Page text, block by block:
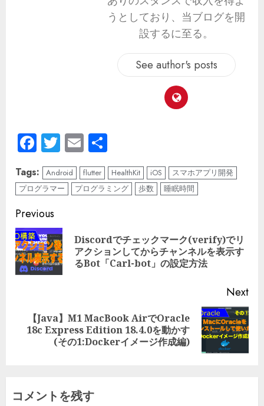
うとしており、当ブログを開
設するに至る。
See author's posts
Facebook
Twitter
Email
有
Tags: Android flutter HealthKit iOS
スマホアプリ開発
プログラマー
プログラミング 歩数 睡眠時間
Previous
Discordでチェックマーク(verify)でリ
アクションしてからチャンネルを表示す
るBot「Carl-bot」の設定方法
Next
【Java】M1 MacBook AirでOracle
18c Express Edition 18.4.0を動かす
(その1:Dockerイメージ作成編)
コメントを残す